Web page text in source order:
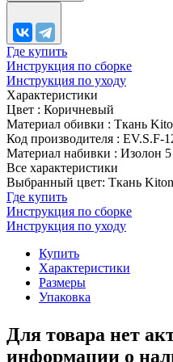
Где купить
Инструкция по сборке
Инструкция по уходу
Характеристики
Цвет : Коричневый
Материал обивки : Ткань
Код производителя : EV.S.F-
Материал набивки : Изолон
Все характеристики
Выбранный цвет: Ткань
Где купить
Инструкция по сборке
Инструкция по уходу
Купить
Характеристики
Размеры
Упаковка
Для товара нет
информации о